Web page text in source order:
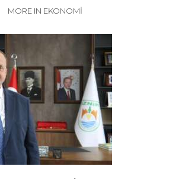
MORE IN EKONOMİ